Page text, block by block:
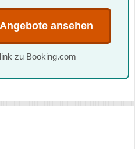
ansehen
zu Booking.com